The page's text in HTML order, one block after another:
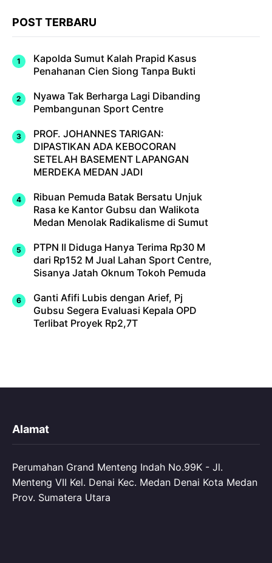
POST TERBARU
Kapolda Sumut Kalah Prapid Kasus
Penahanan Cien Siong Tanpa Bukti
Nyawa Tak Berharga Lagi Dibanding
Pembangunan Sport Centre
PROF. JOHANNES TARIGAN:
DIPASTIKAN ADA KEBOCORAN
SETELAH BASEMENT LAPANGAN
MERDEKA MEDAN JADI
Ribuan Pemuda Batak Bersatu Unjuk
Rasa ke Kantor Gubsu dan Walikota
Medan Menolak Radikalisme di Sumut
PTPN II Diduga Hanya Terima Rp30 M
dari Rp152 M Jual Lahan Sport Centre,
Sisanya Jatah Oknum Tokoh Pemuda
Ganti Afifi Lubis dengan Arief, Pj
Gubsu Segera Evaluasi Kepala OPD
Terlibat Proyek Rp2,7T
Alamat
Perumahan Grand Menteng Indah No.99K - Jl.
Menteng VII Kel. Denai Kec. Medan Denai Kota Medan
Prov. Sumatera Utara